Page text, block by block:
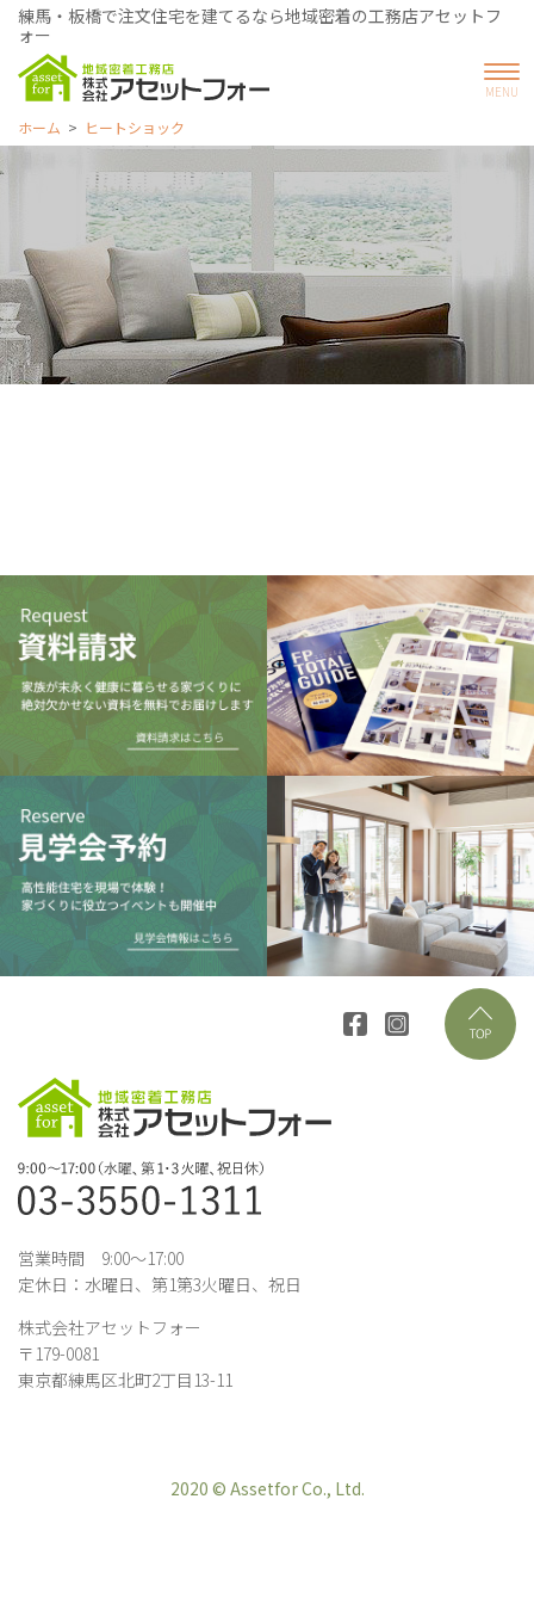
練馬・板橋で注文住宅を建てるなら地域密着の工務店アセットフ
ォー
ホーム ヒートショック
営業時間 9:00～17:00
定休日：水曜日、第1第3火曜日、祝日
株式会社アセットフォー
〒179-0081
東京都練馬区北町2丁目13-11
2020 © Assetfor Co., Ltd.